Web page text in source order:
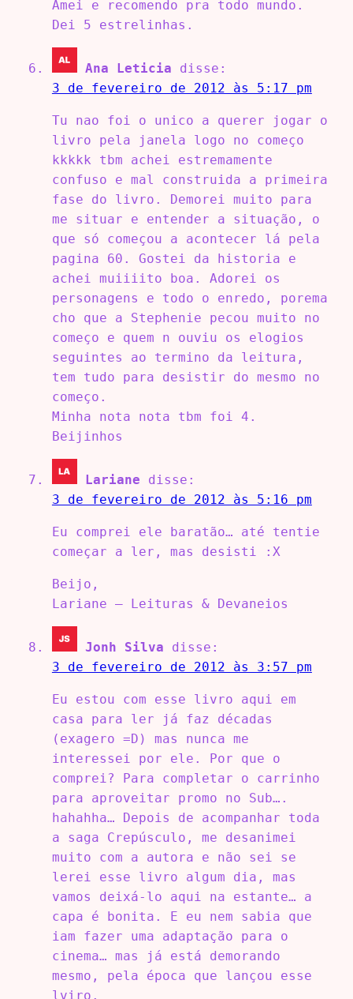
Amei e recomendo pra todo mundo.
Dei 5 estrelinhas.
Ana Leticia
disse:
3 de fevereiro de 2012 às 5:17 pm
Tu nao foi o unico a querer jogar o
livro pela janela logo no começo
kkkkk tbm achei estremamente
confuso e mal construida a primeira
fase do livro. Demorei muito para
me situar e entender a situação, o
que só começou a acontecer lá pela
pagina 60. Gostei da historia e
achei muiiiito boa. Adorei os
personagens e todo o enredo, porema
cho que a Stephenie pecou muito no
começo e quem n ouviu os elogios
seguintes ao termino da leitura,
tem tudo para desistir do mesmo no
começo.
Minha nota nota tbm foi 4.
Beijinhos
Lariane
disse:
3 de fevereiro de 2012 às 5:16 pm
Eu comprei ele baratão… até tentie
começar a ler, mas desisti :X
Beijo,
Lariane – Leituras & Devaneios
Jonh Silva
disse:
3 de fevereiro de 2012 às 3:57 pm
Eu estou com esse livro aqui em
casa para ler já faz décadas
(exagero =D) mas nunca me
interessei por ele. Por que o
comprei? Para completar o carrinho
para aproveitar promo no Sub….
hahahha… Depois de acompanhar toda
a saga Crepúsculo, me desanimei
muito com a autora e não sei se
lerei esse livro algum dia, mas
vamos deixá-lo aqui na estante… a
capa é bonita. E eu nem sabia que
iam fazer uma adaptação para o
cinema… mas já está demorando
mesmo, pela época que lançou esse
lviro.